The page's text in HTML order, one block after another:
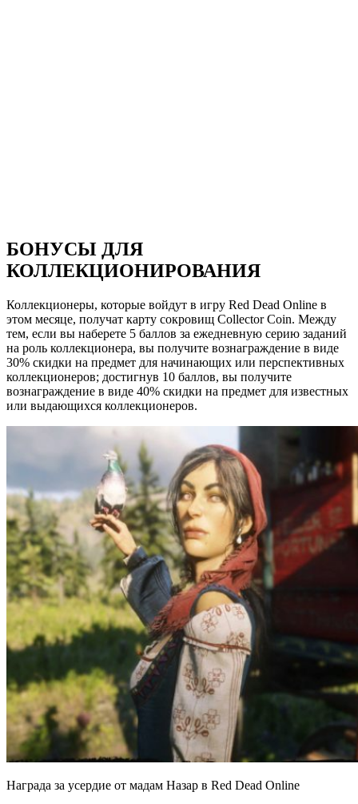
БОНУСЫ ДЛЯ
КОЛЛЕКЦИОНИРОВАНИЯ
Коллекционеры, которые войдут в игру Red Dead Online в
этом месяце, получат карту сокровищ Collector Coin. Между
тем, если вы наберете 5 баллов за ежедневную серию заданий
на роль коллекционера, вы получите вознаграждение в виде
30% скидки на предмет для начинающих или перспективных
коллекционеров; достигнув 10 баллов, вы получите
вознаграждение в виде 40% скидки на предмет для известных
или выдающихся коллекционеров.
Награда за усердие от мадам Назар в Red Dead Online